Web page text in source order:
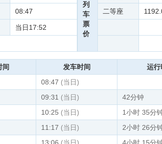
08:47
当日17:52
列
车
票
价
二等座
间 发车时间 运行
08:47 (当日)
09:31 (当日) 42分钟
10:25 (当日) 1小时 35分
11:17 (当日) 2小时 26分